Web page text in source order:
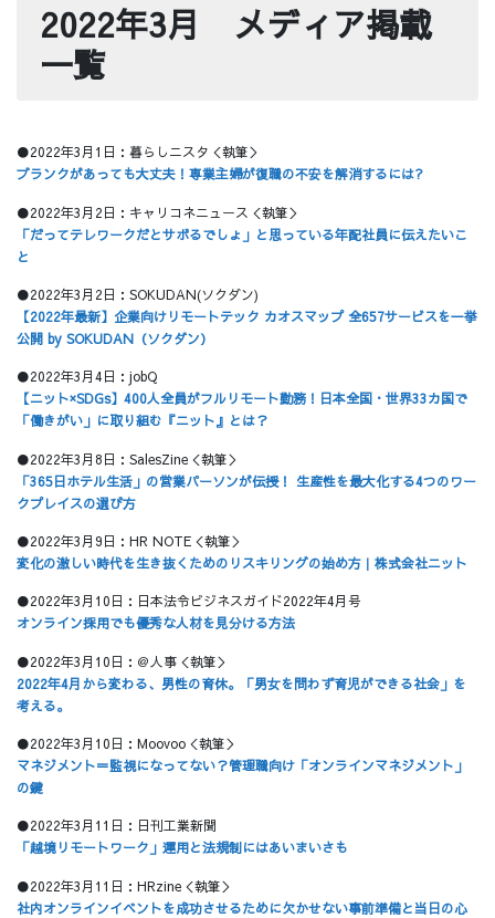
チームインタビュー02 チームインタビュー03
2022年3月 メディア掲載
一覧
●2022年3月1日：暮らしニスタ＜執筆＞
ブランクがあっても大丈夫！専業主婦が復職の不安を解消するには?
●2022年3月2日：キャリコネニュース＜執筆＞
「だってテレワークだとサボるでしょ」と思っている年配社員に伝えたいこ
と
●2022年3月2日：SOKUDAN(ソクダン)
【2022年最新】企業向けリモートテック カオスマップ 全657サービスを一挙
公開 by SOKUDAN（ソクダン）
●2022年3月4日：jobQ
【ニット×SDGs】400人全員がフルリモート勤務！日本全国・世界33カ国で
「働きがい」に取り組む『ニット』とは？
●2022年3月8日：SalesZine＜執筆＞
「365日ホテル生活」の営業パーソンが伝授！ 生産性を最大化する4つのワー
クプレイスの選び方
●2022年3月9日：HR NOTE＜執筆＞
変化の激しい時代を生き抜くためのリスキリングの始め方｜株式会社ニット
●2022年3月10日：日本法令ビジネスガイド2022年4月号
オンライン採用でも優秀な人材を見分ける方法
●2022年3月10日：＠人事＜執筆＞
2022年4月から変わる、男性の育休。「男女を問わず育児ができる社会」を
考える。
●2022年3月10日：Moovoo＜執筆＞
マネジメント＝監視になってない？管理職向け「オンラインマネジメント」
の鍵
●2022年3月11日：日刊工業新聞
「越境リモートワーク」運用と法規制にはあいまいさも
●2022年3月11日：HRzine＜執筆＞
社内オンラインイベントを成功させるために欠かせない事前準備と当日の心